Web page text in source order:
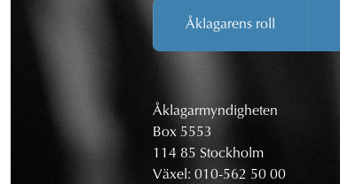
Åklagarens roll
Åklagarmyndigheten
Box 5553
114 85 Stockholm
Växel: 010-562 50 00